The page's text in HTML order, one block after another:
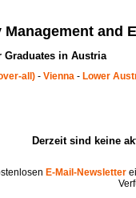
and
Graduates in Austria
all) - Vienna - Lower
Derzeit sind keine
E-Mail-Newsletter